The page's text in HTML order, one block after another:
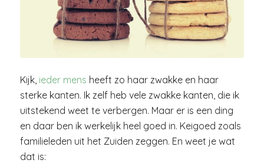
Kijk, ieder mens heeft zo haar zwakke en haar
sterke kanten. Ik zelf heb vele zwakke kanten, die ik
uitstekend weet te verbergen. Maar er is een ding
en daar ben ik werkelijk heel goed in. Keigoed zoals
familieleden uit het Zuiden zeggen. En weet je wat
dat is: